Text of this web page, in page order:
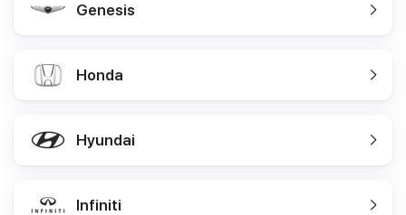
Genesis
Honda
Hyundai
Infiniti